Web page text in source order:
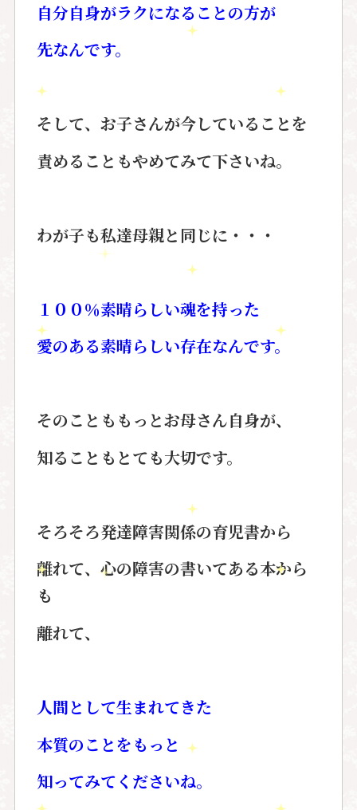
自分自身がラクになることの方が
先なんです。
そして、お子さんが今していることを
責めることもやめてみて下さいね。
わが子も私達母親と同じに・・・
１００％素晴らしい魂を持った
愛のある素晴らしい存在なんです。
そのことももっとお母さん自身が、
知ることもとても大切です。
そろそろ発達障害関係の育児書から
離れて、心の障害の書いてある本から
も
離れて、
人間として生まれてきた
本質のことをもっと
知ってみてくださいね。